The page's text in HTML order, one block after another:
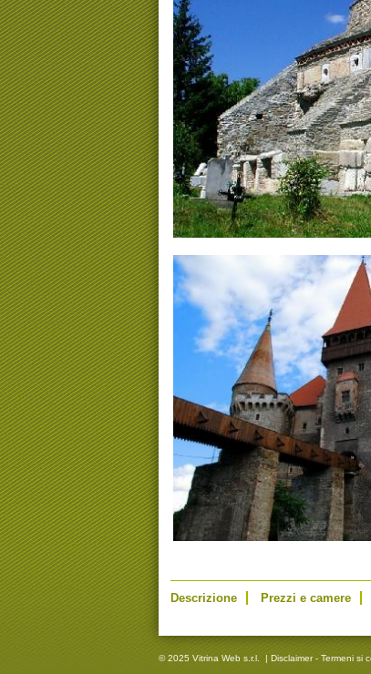
Descrizione Prezzi e camere
© 2025 Vitrina Web s.r.l. Disclaimer - Termeni si